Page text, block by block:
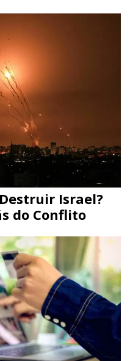
Israel?
do Conflito